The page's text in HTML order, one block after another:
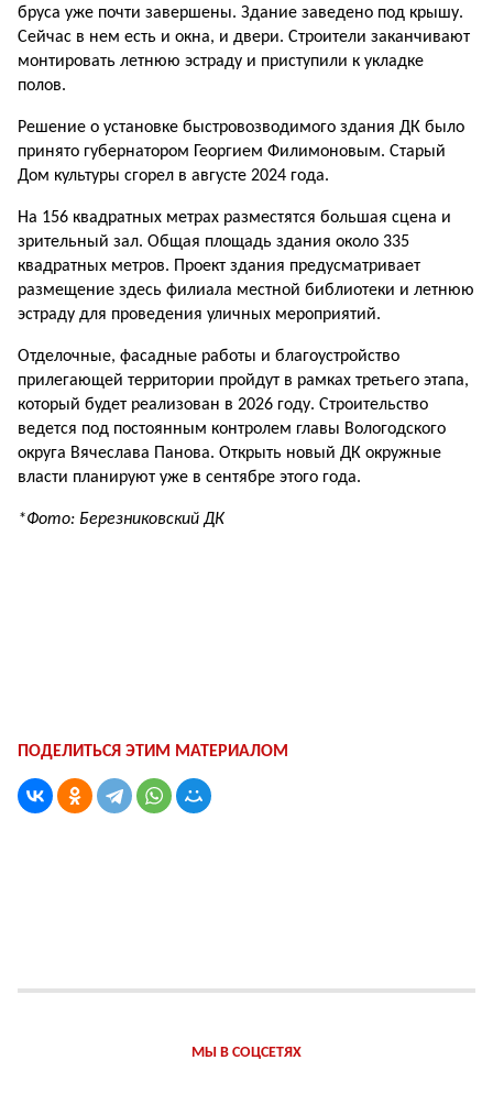
бруса уже почти завершены. Здание заведено под крышу.
Сейчас в нем есть и окна, и двери. Строители заканчивают
монтировать летнюю эстраду и приступили к укладке
полов.
Решение о установке быстровозводимого здания ДК было
принято губернатором Георгием Филимоновым. Старый
Дом культуры сгорел в августе 2024 года.
На 156 квадратных метрах разместятся большая сцена и
зрительный зал. Общая площадь здания около 335
квадратных метров. Проект здания предусматривает
размещение здесь филиала местной библиотеки и летнюю
эстраду для проведения уличных мероприятий.
Отделочные, фасадные работы и благоустройство
прилегающей территории пройдут в рамках третьего этапа,
который будет реализован в 2026 году. Строительство
ведется под постоянным контролем главы Вологодского
округа Вячеслава Панова. Открыть новый ДК окружные
власти планируют уже в сентябре этого года.
*Фото: Березниковский ДК
ПОДЕЛИТЬСЯ ЭТИМ МАТЕРИАЛОМ
МЫ В СОЦСЕТЯХ